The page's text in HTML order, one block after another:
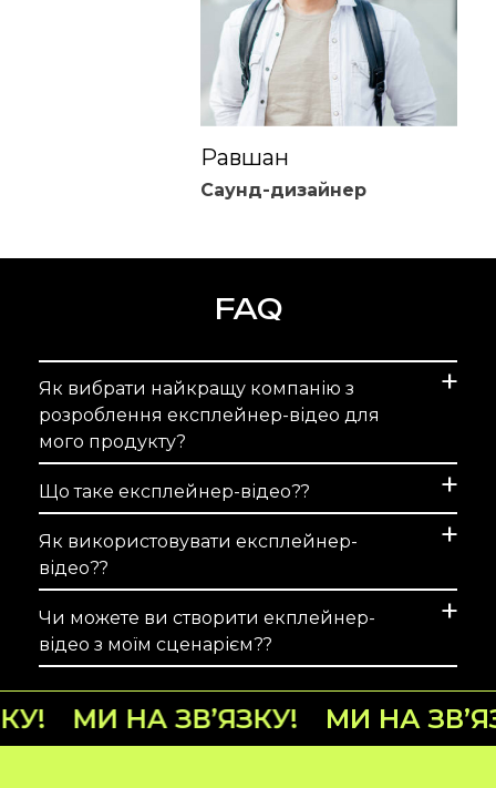
Равшан
Саунд-дизайнер
FAQ
Як вибрати найкращу компанію з
розроблення експлейнер-відео для
мого продукту?
Що таке експлейнер-відео??
Як використовувати експлейнер-
відео??
Чи можете ви створити екплейнер-
відео з моїм сценарієм??
ЗВ’ЯЗКУ! МИ НА ЗВ’ЯЗКУ!